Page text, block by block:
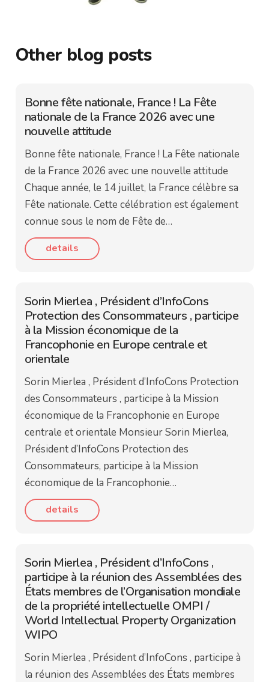
Other blog posts
Bonne fête nationale, France ! La Fête
nationale de la France 2026 avec une
nouvelle attitude
Bonne fête nationale, France ! La Fête nationale
de la France 2026 avec une nouvelle attitude
Chaque année, le 14 juillet, la France célèbre sa
Fête nationale. Cette célébration est également
connue sous le nom de Fête de…
details
Sorin Mierlea , Président d’InfoCons
Protection des Consommateurs , participe
à la Mission économique de la
Francophonie en Europe centrale et
orientale
Sorin Mierlea , Président d’InfoCons Protection
des Consommateurs , participe à la Mission
économique de la Francophonie en Europe
centrale et orientale Monsieur Sorin Mierlea,
Président d’InfoCons Protection des
Consommateurs, participe à la Mission
économique de la Francophonie…
details
Sorin Mierlea , Président d’InfoCons ,
participe à la réunion des Assemblées des
États membres de l’Organisation mondiale
de la propriété intellectuelle OMPI /
World Intellectual Property Organization
WIPO
Sorin Mierlea , Président d’InfoCons , participe à
la réunion des Assemblées des États membres